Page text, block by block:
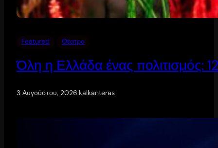
Featured Θέατρο
Όλη η Ελλάδα ένας πολιτισμός:
3 Αυγούστου, 2026.kalkanteras